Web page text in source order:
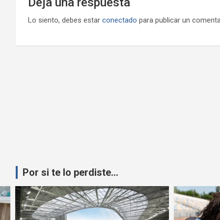
Lo siento, debes estar conectado para publicar un
Por si te lo perdiste...